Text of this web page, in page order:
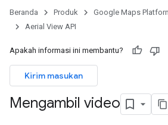
Beranda Produk Google Maps
Aerial View API
Apakah informasi ini membantu?
Kirim masukan
Mengambil video